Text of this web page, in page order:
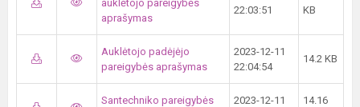
auklėtojo pareigybės
aprašymas
22:03:51
KB
Auklėtojo padėjėjo
pareigybės aprašymas
2023-12-11
22:04:54
14.2 KB
Santechniko pareigybės
2023-12-11
14.16